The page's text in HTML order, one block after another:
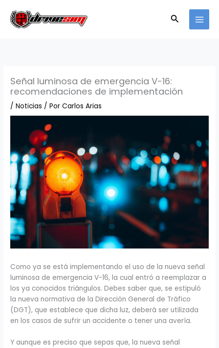
contenido
Buscar
Señal luminosa de emergencia V-16:
recomendaciones de implementación
/Noticias / PorCarlos Arias
Como ya se está implementando el uso de la nueva señal
luminosa de emergencia V-16, la cual entró a reemplazar a
los ya conocidos triángulos. Debes saber que, se estipuló
la nueva normativa de la Dirección General de Tráfico
(DGT), que establece que dicha luz, deberá ser utilizada
en los casos de sufrir un accidente o tener una avería.
Y aunque es preciso que sepas que, la nueva señal